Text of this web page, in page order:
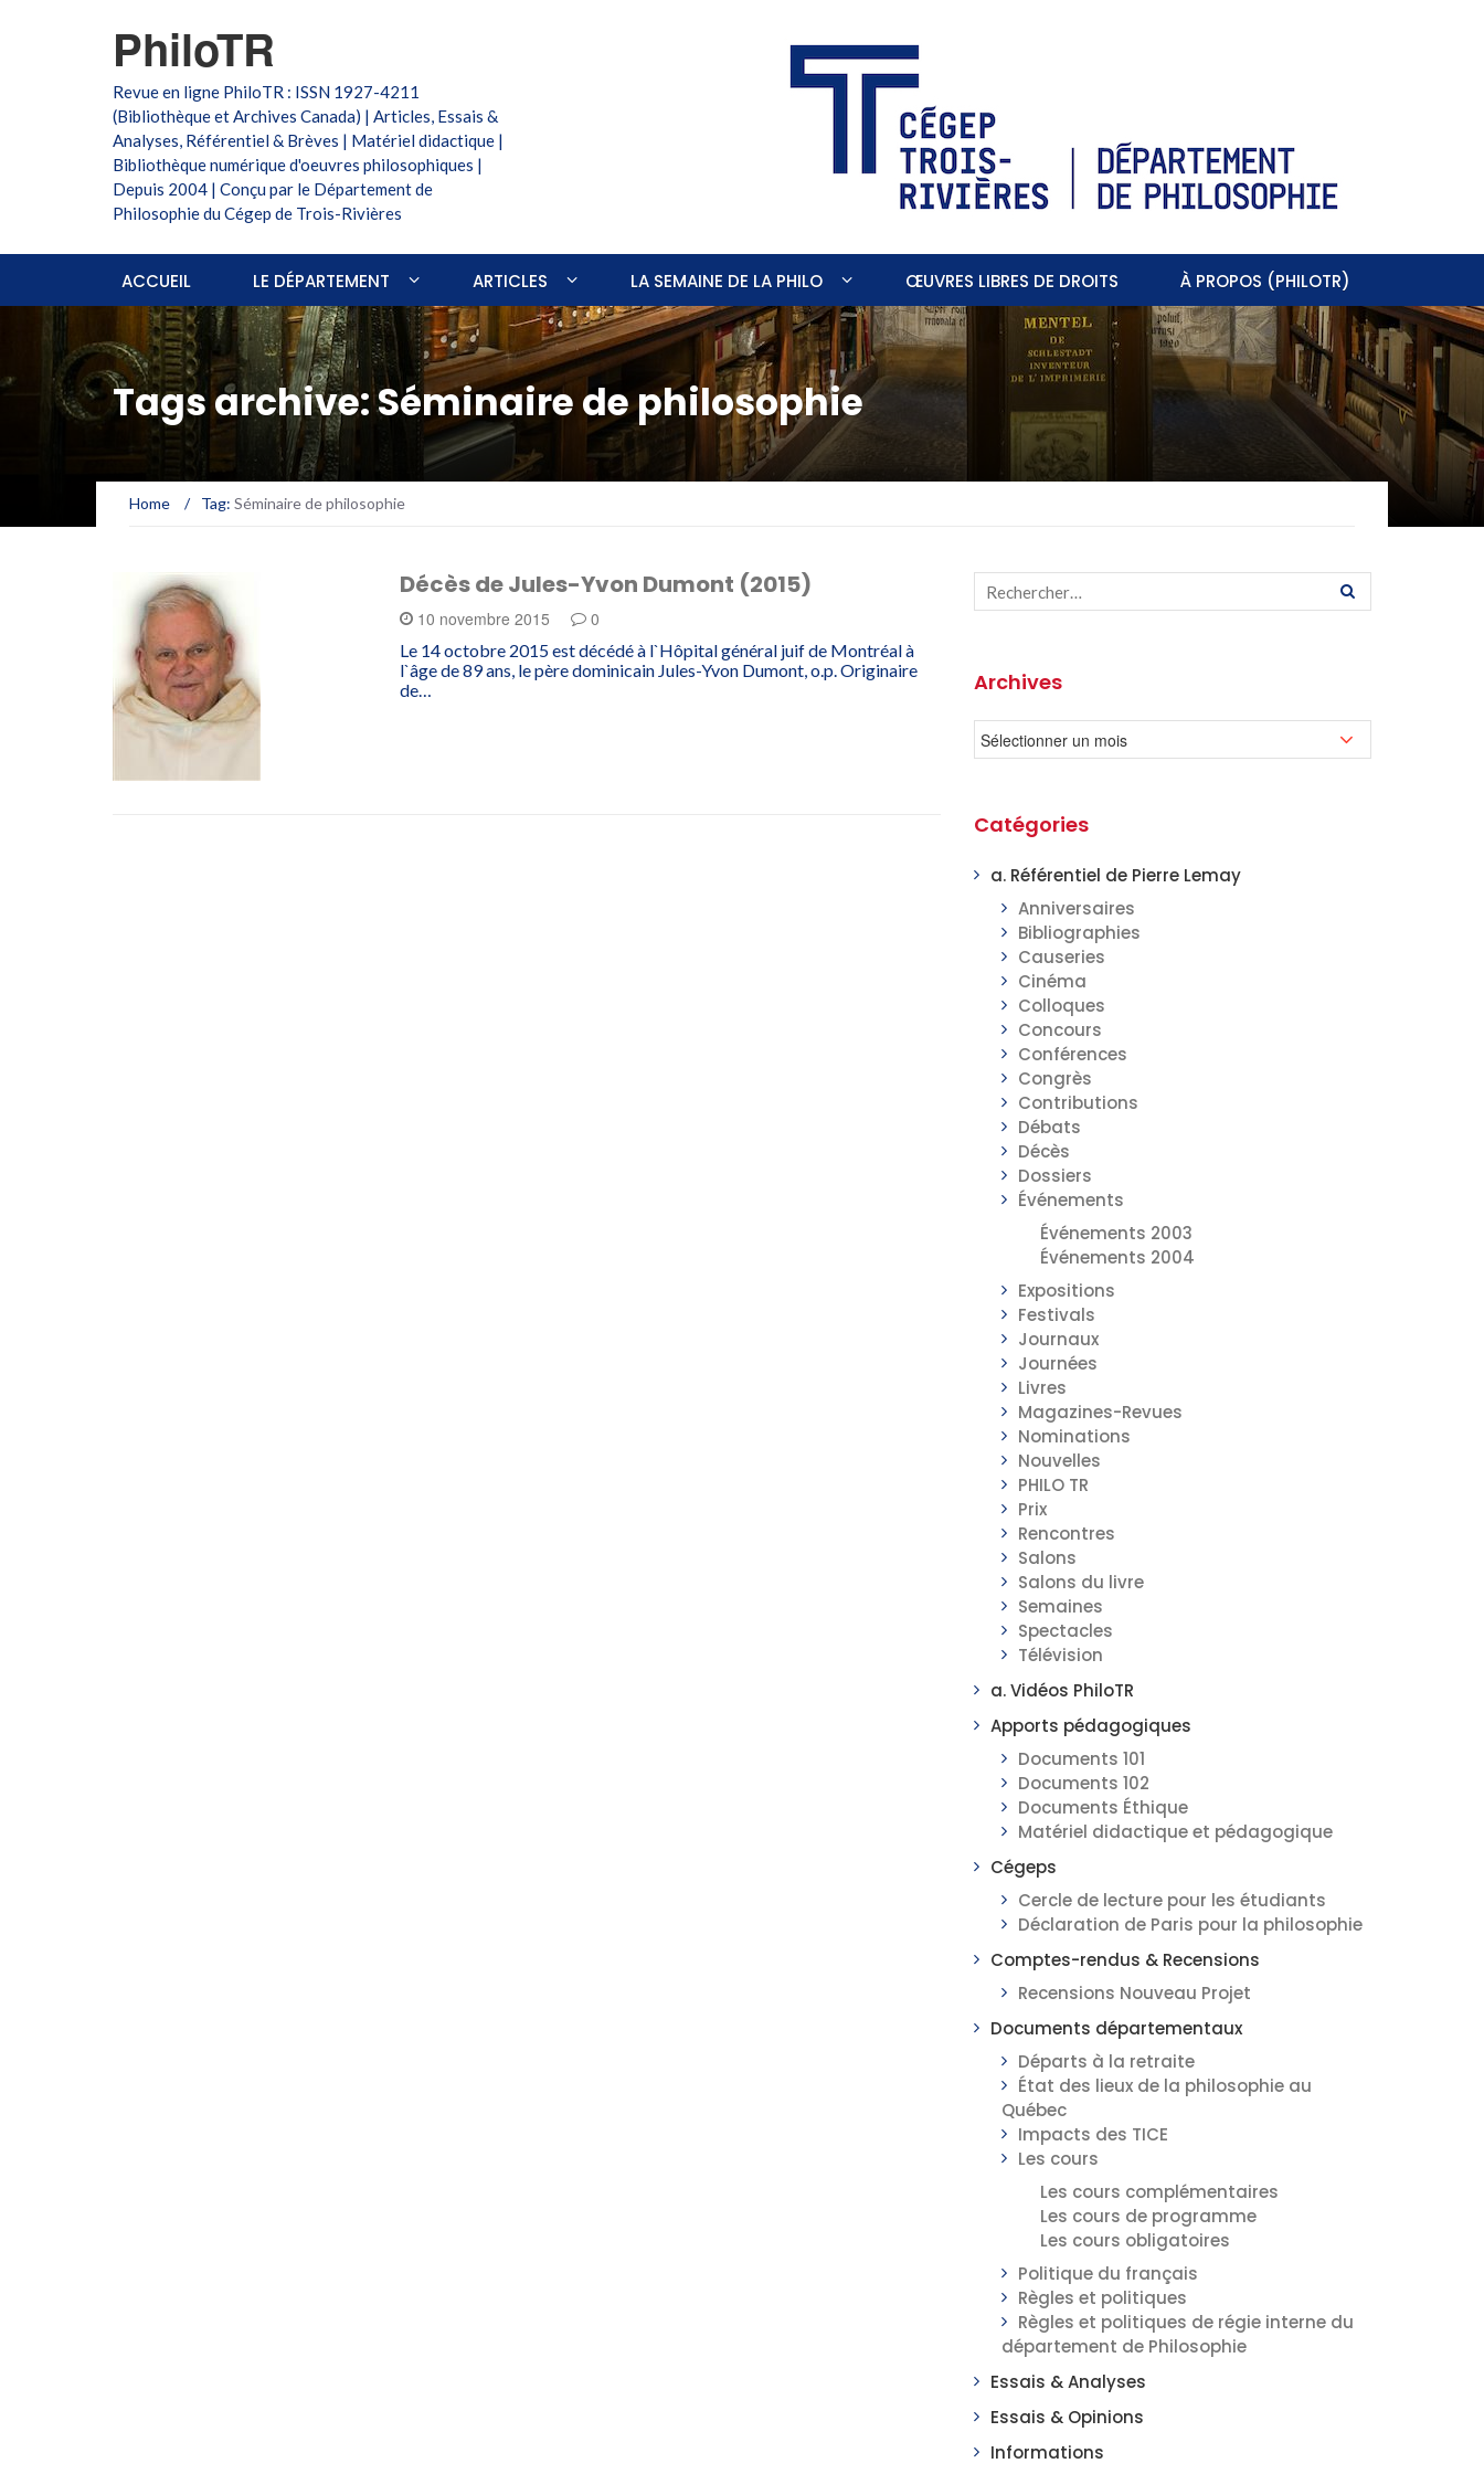
PhiloTR
Revue en ligne PhiloTR : ISSN 1927-4211
(Bibliothèque et Archives Canada) | Articles, Essais &
Analyses, Référentiel & Brèves | Matériel didactique |
Bibliothèque numérique d'oeuvres philosophiques |
Depuis 2004 | Conçu par le Département de
Philosophie du Cégep de Trois-Rivières
ACCUEIL LE DÉPARTEMENT ARTICLES LA SEMAINE DE LA PHILO ŒUVRES LIBRES DE DROITS À PROPOS (PHILOTR)
Tags archive: Séminaire de philosophie
Home / Tag: Séminaire de philosophie
Décès de Jules-Yvon Dumont (2015)
10 novembre 2015 0
Le 14 octobre 2015 est décédé à l`Hôpital général juif de Montréal à
l`âge de 89 ans, le père dominicain Jules-Yvon Dumont, o.p. Originaire
de…
Archives
Catégories
a. Référentiel de Pierre Lemay
Anniversaires
Bibliographies
Causeries
Cinéma
Colloques
Concours
Conférences
Congrès
Contributions
Débats
Décès
Dossiers
Événements
Événements 2003
Événements 2004
Expositions
Festivals
Journaux
Journées
Livres
Magazines-Revues
Nominations
Nouvelles
PHILO TR
Prix
Rencontres
Salons
Salons du livre
Semaines
Spectacles
Télévision
a. Vidéos PhiloTR
Apports pédagogiques
Documents 101
Documents 102
Documents Éthique
Matériel didactique et pédagogique
Cégeps
Cercle de lecture pour les étudiants
Déclaration de Paris pour la philosophie
Comptes-rendus & Recensions
Recensions Nouveau Projet
Documents départementaux
Départs à la retraite
État des lieux de la philosophie au
Québec
Impacts des TICE
Les cours
Les cours complémentaires
Les cours de programme
Les cours obligatoires
Politique du français
Règles et politiques
Règles et politiques de régie interne du
département de Philosophie
Essais & Analyses
Essais & Opinions
Informations